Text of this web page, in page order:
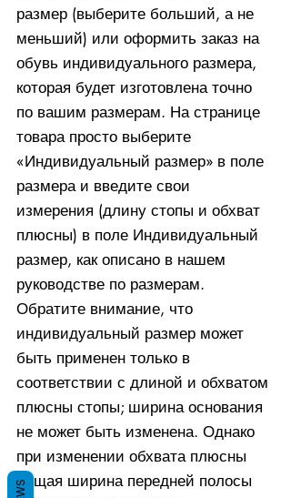
размер (выберите больший, а не
меньший) или оформить заказ на
обувь индивидуального размера,
которая будет изготовлена ​​точно
по вашим размерам. На странице
товара просто выберите
«Индивидуальный размер» в поле
размера и введите свои
измерения (длину стопы и обхват
плюсны) в поле Индивидуальный
размер, как описано в нашем
руководстве по размерам.
Обратите внимание, что
индивидуальный размер может
быть применен только в
соответствии с длиной и обхватом
плюсны стопы; ширина основания
не может быть изменена. Однако
при изменении обхвата плюсны
общая ширина передней полосы